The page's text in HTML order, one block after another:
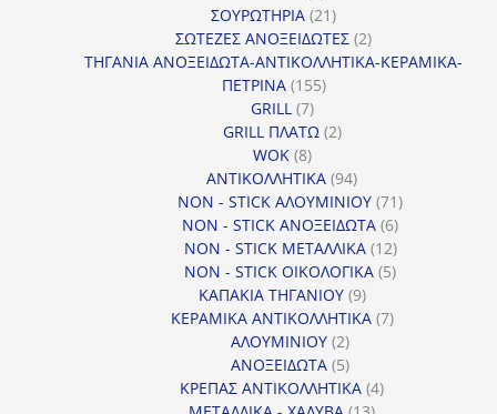
προϊόντα
ΣΟΥΡΩΤΗΡΙΑ 2121
προϊόντα
ΣΩΤΕΖΕΣ ΑΝΟΞΕΙΔΩΤΕΣ 22
προϊόντα
ΤΗΓΑΝΙΑ ΑΝΟΞΕΙΔΩΤΑ-ΑΝΤΙΚΟΛΛΗΤΙΚΑ-ΚΕΡΑΜΙΚΑ-
ΠΕΤΡΙΝΑ 155155
GRILL 77
προϊόντα
GRILL ΠΛΑΤΩ 22
WOK 88
προϊόντα
ΑΝΤΙΚΟΛΛΗΤΙΚΑ 9494
προϊόντα
NON - STICK ΑΛΟΥΜΙΝΙΟΥ 7171
προϊόντα
NON - STICK ΑΝΟΞΕΙΔΩΤΑ 66
προϊόντα
NON - STICK ΜΕΤΑΛΛΙΚΑ 1212
προϊόντα
NON - STICK ΟΙΚΟΛΟΓΙΚΑ 55
ΚΑΠΑΚΙΑ ΤΗΓΑΝΙΟΥ 99
προϊόντα
ΚΕΡΑΜΙΚΑ ΑΝΤΙΚΟΛΛΗΤΙΚΑ 77
ΑΛΟΥΜΙΝΙΟΥ 22
προϊόντα
ΑΝΟΞΕΙΔΩΤΑ 55
προϊόντα
ΚΡΕΠΑΣ ΑΝΤΙΚΟΛΛΗΤΙΚΑ 44